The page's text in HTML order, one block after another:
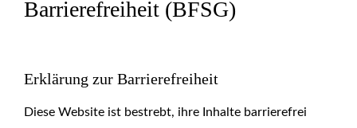
Barrierefreiheit (BFSG)
Erklärung zur Barrierefreiheit
Diese Website ist bestrebt, ihre Inhalte barrierefrei